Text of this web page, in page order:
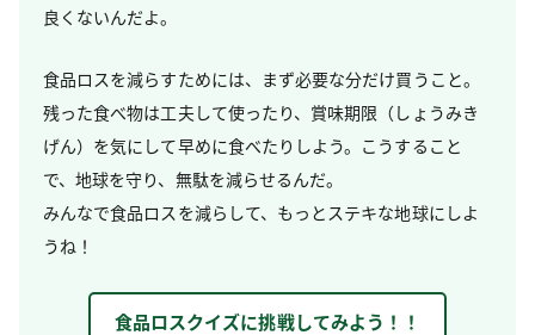
良くないんだよ。
食品ロスを減らすためには、まず必要な分だけ買うこと。
残った食べ物は工夫して使ったり、賞味期限（しょうみき
げん）を気にして早めに食べたりしよう。こうすること
で、地球を守り、無駄を減らせるんだ。
みんなで食品ロスを減らして、もっとステキな地球にしよ
うね！
食品ロスクイズに挑戦してみよう！！